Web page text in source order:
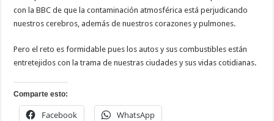
con la BBC de que la contaminación atmosférica está perjudicando
nuestros cerebros, además de nuestros corazones y pulmones.
Pero el reto es formidable pues los autos y sus combustibles están
entretejidos con la trama de nuestras ciudades y sus vidas cotidianas.
Comparte esto:
Facebook WhatsApp